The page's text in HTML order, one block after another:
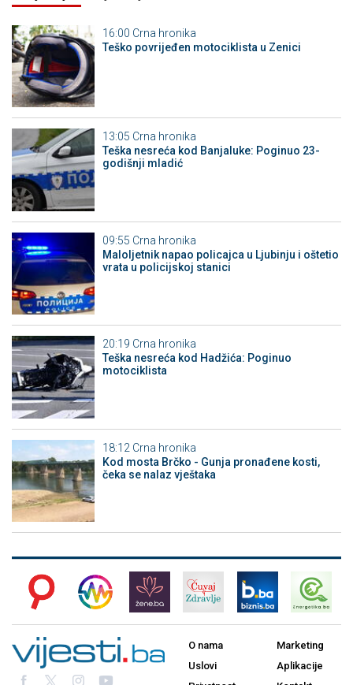
16:00 Crna hronika
Teško povrijeđen motociklista u Zenici
13:05 Crna hronika
Teška nesreća kod Banjaluke: Poginuo 23-
godišnji mladić
09:55 Crna hronika
Maloljetnik napao policajca u Ljubinju i oštetio
vrata u policijskoj stanici
20:19 Crna hronika
Teška nesreća kod Hadžića: Poginuo
motociklista
18:12 Crna hronika
Kod mosta Brčko - Gunja pronađene kosti,
čeka se nalaz vještaka
O nama
Uslovi
Marketing
Aplikacije